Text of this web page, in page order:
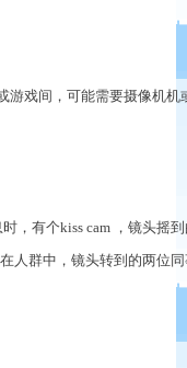
戏间，可能需要摄像机机
有个kiss cam ，镜头摇到
人群中，镜头转到的两位